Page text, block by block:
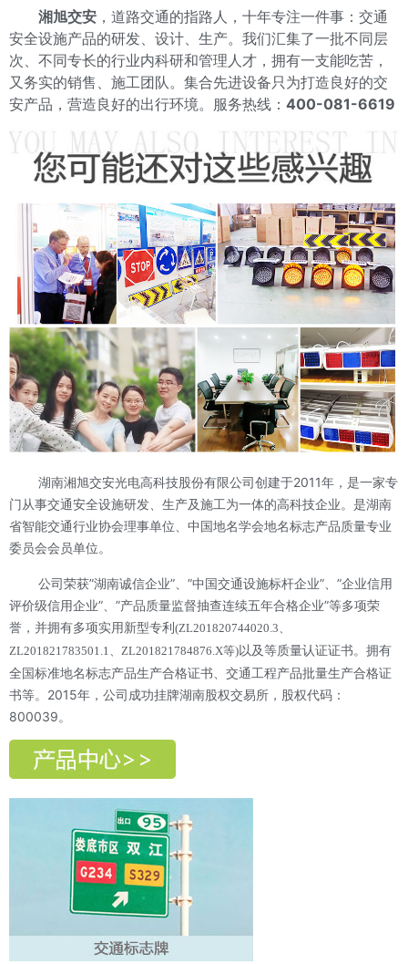
湘旭交安 ，道路交通的指路人，十年专注一件事：交通
安全设施产品的研发、设计、生产。我们汇集了一批不同层
次、不同专长的行业内科研和管理人才，拥有一支能吃苦，
又务实的销售、施工团队。集合先进设备只为打造良好的交
安产品，营造良好的出行环境。服务热线： 400-081-6619
湖南湘旭交安光电高科技股份有限公司创建于2011年，是一家专
门从事交通安全设施研发、生产及施工为一体的高科技企业。是湖南
省智能交通行业协会理事单位、中国地名学会地名标志产品质量专业
委员会会员单位。
公司荣获”湖南诚信企业”、”中国交通设施标杆企业”、”企业信用
评价级信用企业”、”产品质量监督抽查连续五年合格企业”等多项荣
誉，并拥有多项实用新型专利(ZL201820744020.3、
ZL201821783501.1、ZL201821784876.X等)以及等质量认证证书。拥有
全国标准地名标志产品生产合格证书、交通工程产品批量生产合格证
书等。2015年，公司成功挂牌湖南股权交易所，股权代码：
800039。